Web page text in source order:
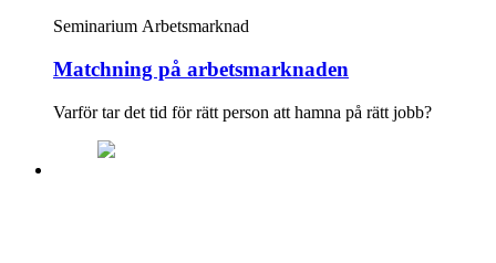
Seminarium Arbetsmarknad
Matchning på arbetsmarknaden
Varför tar det tid för rätt person att hamna på rätt jobb?